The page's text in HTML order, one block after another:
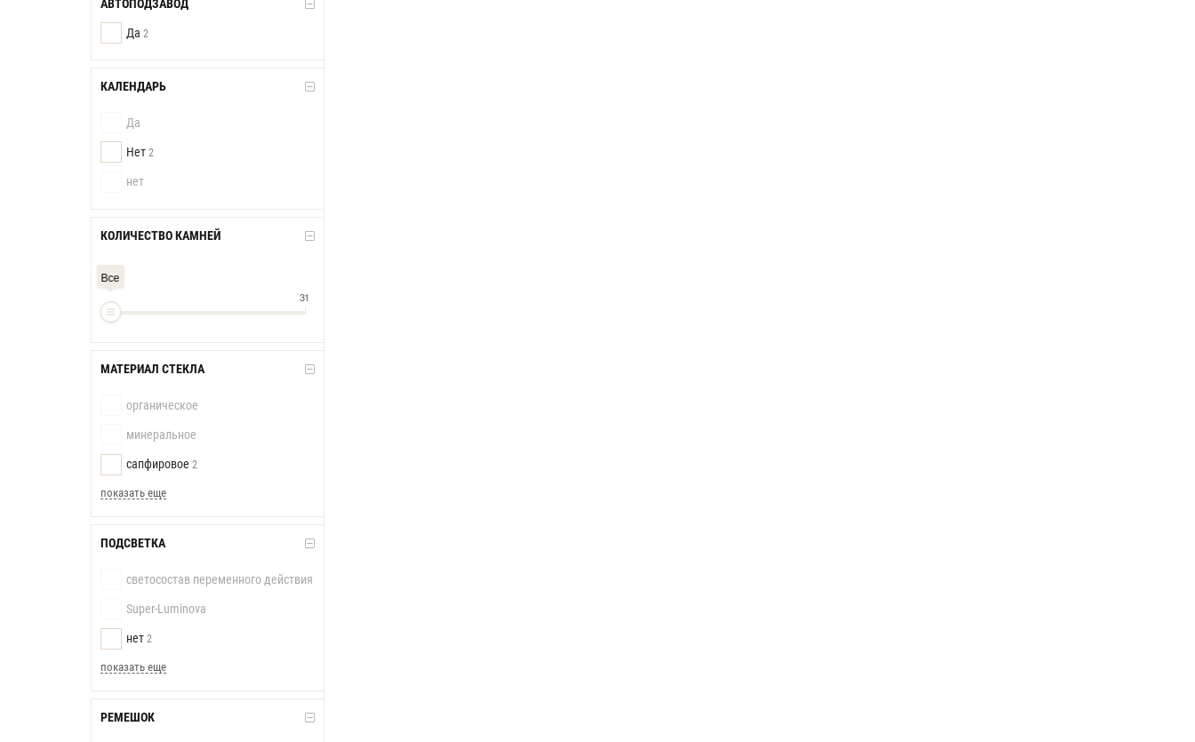
АВТОПОДЗАВОД
Да 2
КАЛЕНДАРЬ
Да
Нет 2
нет
КОЛИЧЕСТВО КАМНЕЙ
Все
31
МАТЕРИАЛ СТЕКЛА
органическое
минеральное
сапфировое 2
показать еще
ПОДСВЕТКА
светосостав переменного действия
Super-Luminova
нет 2
показать еще
РЕМЕШОК